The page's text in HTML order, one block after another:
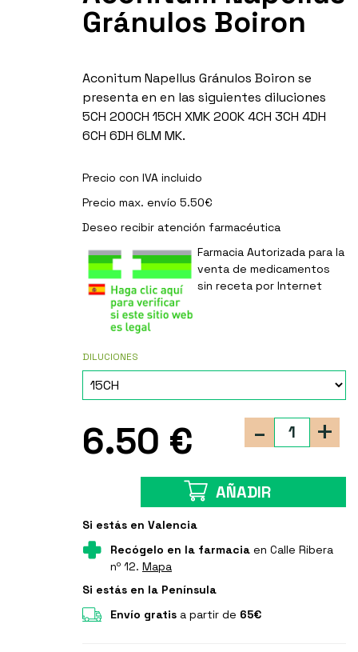
Gránulos Boiron
Aconitum Napellus Gránulos Boiron se
presenta en en las siguientes diluciones
5CH 200CH 15CH XMK 200K 4CH 3CH 4DH
6CH 6DH 6LM MK.
Precio con IVA incluido
Precio max. envío 5.50€
Deseo recibir atención farmacéutica
Farmacia Autorizada para la
venta de medicamentos
sin receta por Internet
DILUCIONES
6.50 € +
-
AÑADIR
Si estás en Valencia
Recógelo en la farmacia en Calle Ribera
nº 12. Mapa
Si estás en la Península
Envío gratis a partir de 65€